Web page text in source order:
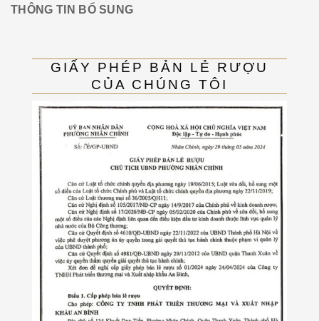
THÔNG TIN BỔ SUNG
GIẤY PHÉP BẢN LẺ RƯỢU
CỦA CHÚNG TÔI